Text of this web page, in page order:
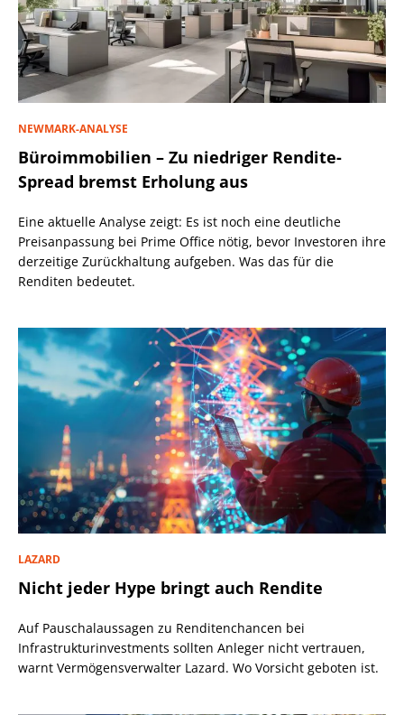
NEWMARK-ANALYSE
Büroimmobilien – Zu niedriger Rendite-
Spread bremst Erholung aus
Eine aktuelle Analyse zeigt: Es ist noch eine deutliche
Preisanpassung bei Prime Office nötig, bevor Investoren ihre
derzeitige Zurückhaltung aufgeben. Was das für die
Renditen bedeutet.
LAZARD
Nicht jeder Hype bringt auch Rendite
Auf Pauschalaussagen zu Renditenchancen bei
Infrastrukturinvestments sollten Anleger nicht vertrauen,
warnt Vermögensverwalter Lazard. Wo Vorsicht geboten ist.